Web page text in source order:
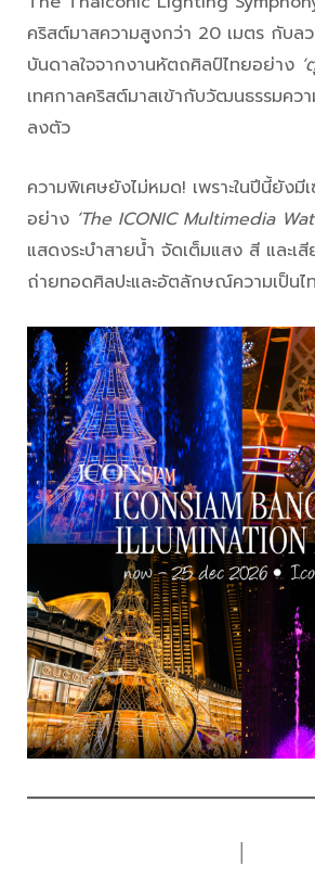
คริสต์มาสความสูงกว่า 20 เมตร กับล
บันดาลใจจากงานหัตถศิลป์ไทยอย่าง
เทศกาลคริสต์มาสเข้ากับวัฒนธรรมคว
ลงตัว
ความพิเศษยังไม่หมด! เพราะในปีนี้ยังมี
อย่าง ‘The ICONIC Multimedia
แสดงระบำสายน้ำ จัดเต็มแสง สี และเ
ถ่ายทอดศิลปะและอัตลักษณ์ความเป็นไ